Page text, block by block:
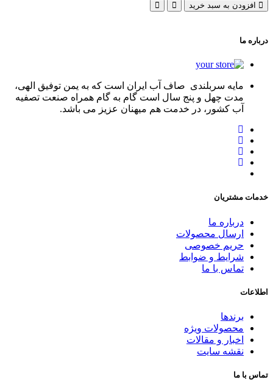
افزودن به سبد خرید
درباره ما
مایه سربلندی صاف آب ایران است که به یمن توفیق الهی،
مدت چهل و پنج سال است گام به گام همراه صنعت تصفیه
آب کشور، در خدمت هم میهنان عزیز می باشد.
خدمات مشتریان
درباره ما
ارسال محصولات
حریم خصوصی
شرایط و ضوابط
تماس با ما
اطلاعات
برندها
محصولات ویژه
اخبار و مقالات
نقشه سایت
تماس با ما